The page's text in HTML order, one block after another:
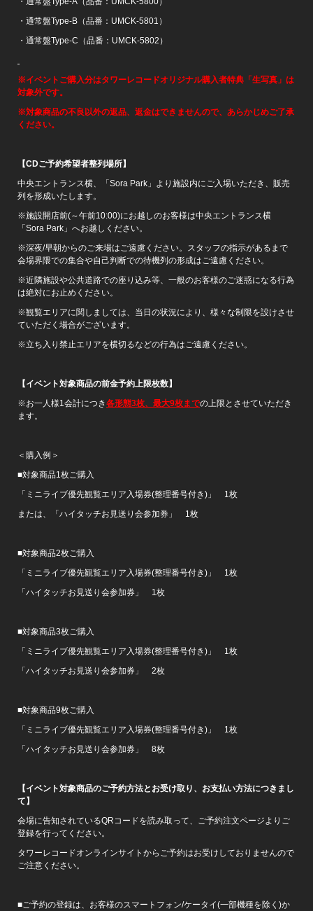
・通常盤Type-B（品番：UMCK-5801）
・通常盤Type-C（品番：UMCK-5802）
※イベントご購入分はタワーレコードオリジナル購入者特典「生写真」は
対象外です。
※対象商品の不良以外の返品、返金はできませんので、あらかじめご了承
ください。
【CDご予約希望者整列場所】
中央エントランス横、「Sora Park」より施設内にご入場いただき、販売
列を形成いたします。
※施設開店前(～午前10:00)にお越しのお客様は中央エントランス横
「Sora Park」へお越しください。
※深夜/早朝からのご来場はご遠慮ください。スタッフの指示があるまで
会場界隈での集合や自己判断での待機列の形成はご遠慮ください。
※近隣施設や公共道路での座り込み等、一般のお客様のご迷惑になる行為
は絶対にお止めください。
※観覧エリアに関しましては、当日の状況により、様々な制限を設けさせ
ていただく場合がございます。
※立ち入り禁止エリアを横切るなどの行為はご遠慮ください。
【イベント対象商品の前金予約上限枚数】
※お一人様1会計につき各形態3枚、最大9枚までの上限とさせていただき
ます。
＜購入例＞
■対象商品1枚ご購入
「ミニライブ優先観覧エリア入場券(整理番号付き)」 1枚
または、「ハイタッチお見送り会参加券」 1枚
■対象商品2枚ご購入
「ミニライブ優先観覧エリア入場券(整理番号付き)」 1枚
「ハイタッチお見送り会参加券」 1枚
■対象商品3枚ご購入
「ミニライブ優先観覧エリア入場券(整理番号付き)」 1枚
「ハイタッチお見送り会参加券」 2枚
■対象商品9枚ご購入
「ミニライブ優先観覧エリア入場券(整理番号付き)」 1枚
「ハイタッチお見送り会参加券」 8枚
【イベント対象商品のご予約方法とお受け取り、お支払い方法につきまし
て】
会場に告知されているQRコードを読み取って、ご予約注文ページよりご
登録を行ってください。
タワーレコードオンラインサイトからご予約はお受けしておりませんので
ご注意ください。
■ご予約の登録は、お客様のスマートフォン/ケータイ(一部機種を除く)か